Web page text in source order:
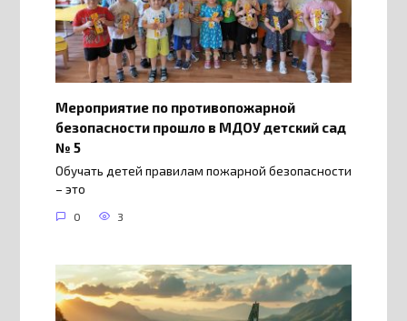
Мероприятие по противопожарной
безопасности прошло в МДОУ детский сад
№ 5
Обучать детей правилам пожарной безопасности
– это
0 3